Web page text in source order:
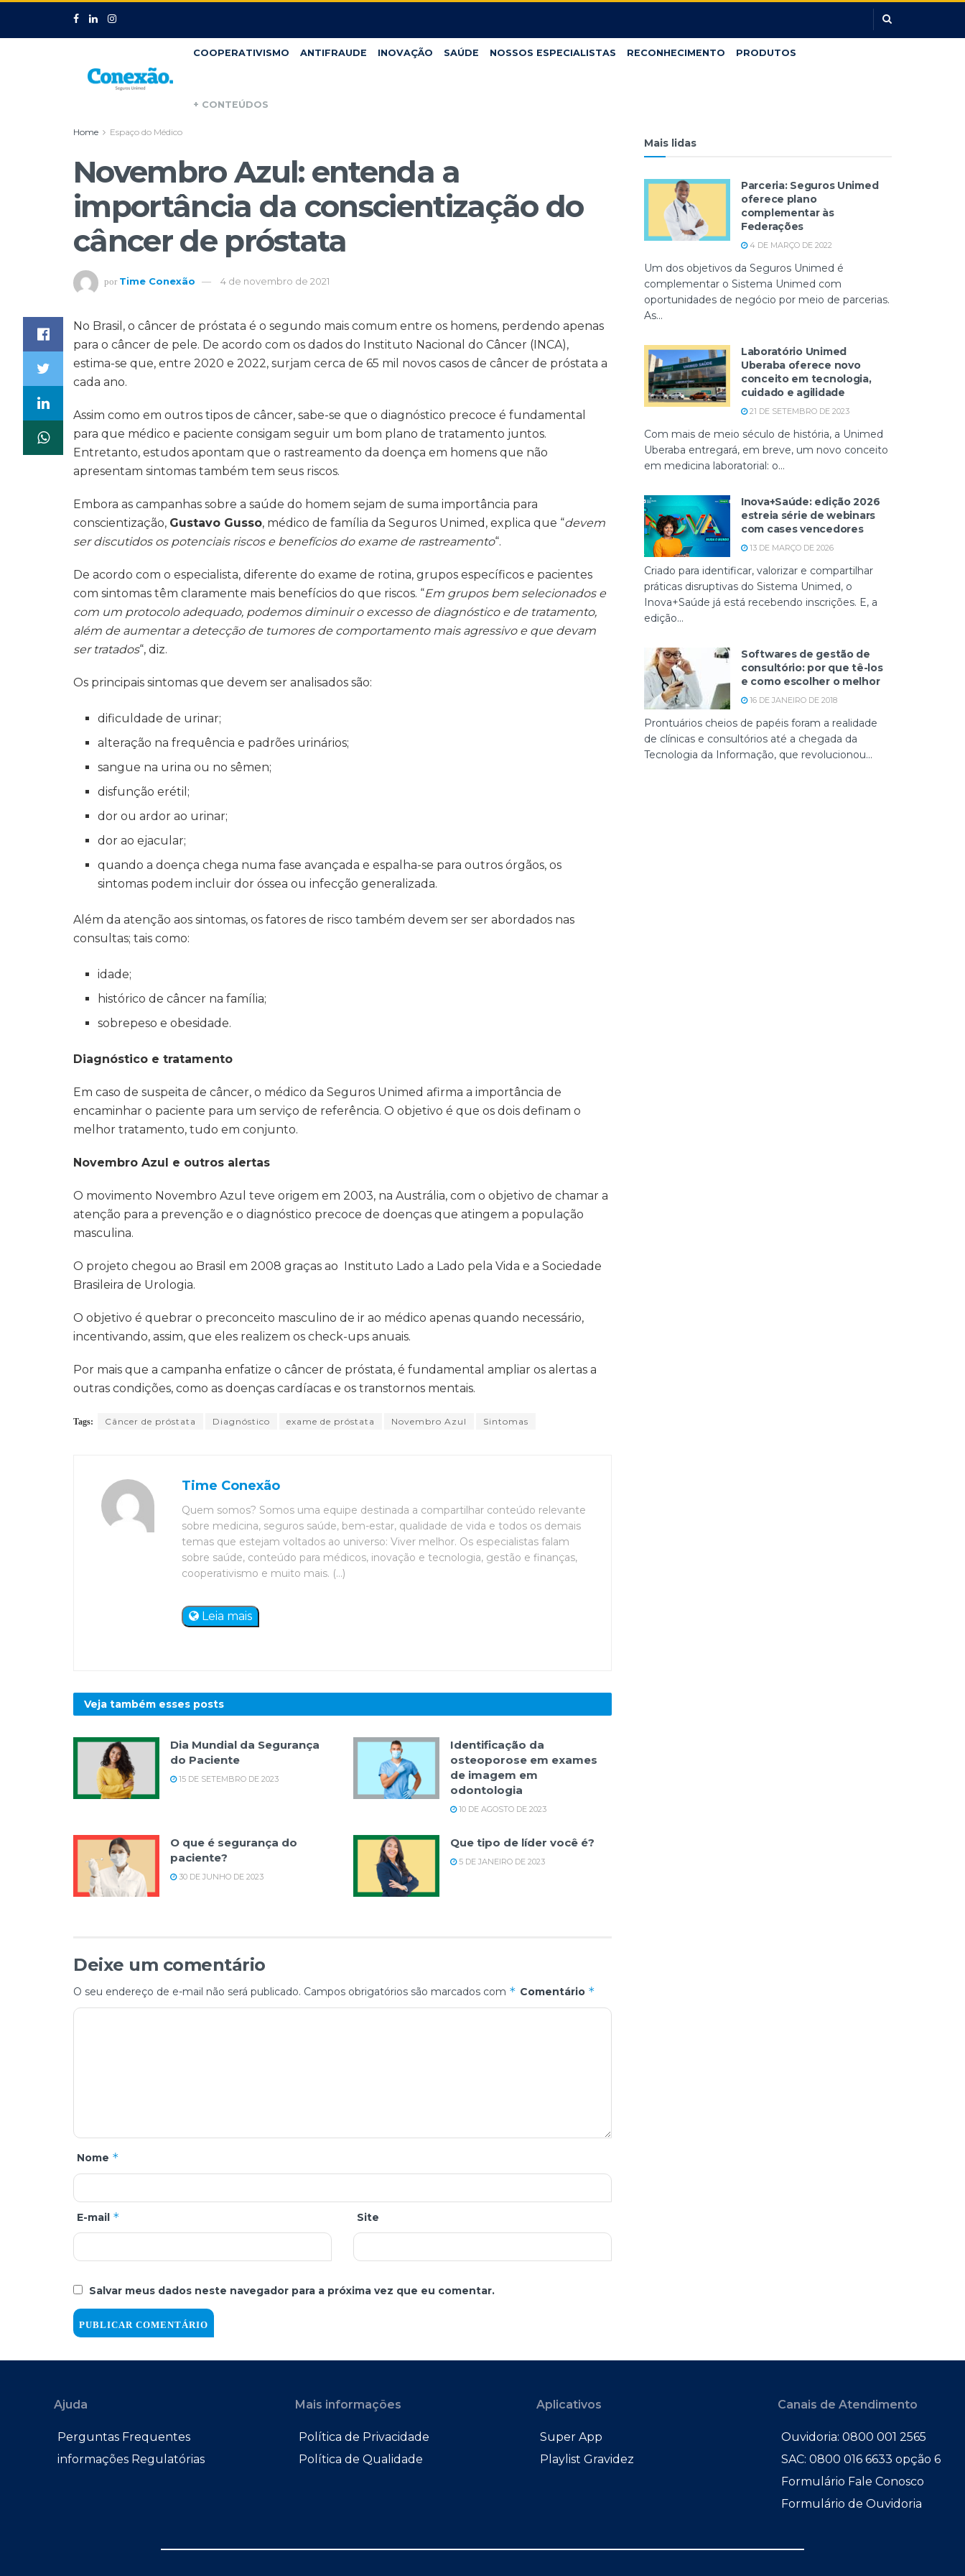
COOPERATIVISMO ANTIFRAUDE INOVAÇÃO SAÚDE NOSSOS ESPECIALISTAS RECONHECIMENTO PRODUTOS
+ CONTEÚDOS
Home Espaço do Médico
Novembro Azul: entenda a
importância da conscientização do
câncer de próstata
por Time Conexão 4 de novembro de 2021
No Brasil, o câncer de próstata é o segundo mais comum entre os homens, perdendo apenas
para o câncer de pele. De acordo com os dados do Instituto Nacional do Câncer (INCA),
estima-se que, entre 2020 e 2022, surjam cerca de 65 mil novos casos de câncer de próstata a
cada ano.
Assim como em outros tipos de câncer, sabe-se que o diagnóstico precoce é fundamental
para que médico e paciente consigam seguir um bom plano de tratamento juntos.
Entretanto, estudos apontam que o rastreamento da doença em homens que não
apresentam sintomas também tem seus riscos.
Embora as campanhas sobre a saúde do homem sejam de suma importância para
conscientização, Gustavo Gusso, médico de família da Seguros Unimed, explica que “devem
ser discutidos os potenciais riscos e benefícios do exame de rastreamento“.
De acordo com o especialista, diferente do exame de rotina, grupos específicos e pacientes
com sintomas têm claramente mais benefícios do que riscos. “Em grupos bem selecionados e
com um protocolo adequado, podemos diminuir o excesso de diagnóstico e de tratamento,
além de aumentar a detecção de tumores de comportamento mais agressivo e que devam
ser tratados“, diz.
Os principais sintomas que devem ser analisados são:
dificuldade de urinar;
alteração na frequência e padrões urinários;
sangue na urina ou no sêmen;
disfunção erétil;
dor ou ardor ao urinar;
dor ao ejacular;
quando a doença chega numa fase avançada e espalha-se para outros órgãos, os
sintomas podem incluir dor óssea ou infecção generalizada.
Além da atenção aos sintomas, os fatores de risco também devem ser ser abordados nas
consultas; tais como:
idade;
histórico de câncer na família;
sobrepeso e obesidade.
Diagnóstico e tratamento
Em caso de suspeita de câncer, o médico da Seguros Unimed afirma a importância de
encaminhar o paciente para um serviço de referência. O objetivo é que os dois definam o
melhor tratamento, tudo em conjunto.
Novembro Azul e outros alertas
O movimento Novembro Azul teve origem em 2003, na Austrália, com o objetivo de chamar a
atenção para a prevenção e o diagnóstico precoce de doenças que atingem a população
masculina.
O projeto chegou ao Brasil em 2008 graças ao Instituto Lado a Lado pela Vida e a Sociedade
Brasileira de Urologia.
O objetivo é quebrar o preconceito masculino de ir ao médico apenas quando necessário,
incentivando, assim, que eles realizem os check-ups anuais.
Por mais que a campanha enfatize o câncer de próstata, é fundamental ampliar os alertas a
outras condições, como as doenças cardíacas e os transtornos mentais.
Tags: Câncer de próstata Diagnóstico exame de próstata Novembro Azul Sintomas
Time Conexão
Quem somos? Somos uma equipe destinada a compartilhar conteúdo relevante
sobre medicina, seguros saúde, bem-estar, qualidade de vida e todos os demais
temas que estejam voltados ao universo: Viver melhor. Os especialistas falam
sobre saúde, conteúdo para médicos, inovação e tecnologia, gestão e finanças,
cooperativismo e muito mais. (...)
Leia mais
Veja também esses posts
Dia Mundial da Segurança
do Paciente
15 DE SETEMBRO DE 2023
Identificação da
osteoporose em exames
de imagem em
odontologia
10 DE AGOSTO DE 2023
O que é segurança do
paciente?
30 DE JUNHO DE 2023
Que tipo de líder você é?
5 DE JANEIRO DE 2023
Deixe um comentário
O seu endereço de e-mail não será publicado. Campos obrigatórios são marcados com * Comentário *
Nome *
E-mail * Site
Salvar meus dados neste navegador para a próxima vez que eu comentar.
Mais lidas
Parceria: Seguros Unimed
oferece plano
complementar às
Federações
4 DE MARÇO DE 2022
Um dos objetivos da Seguros Unimed é
complementar o Sistema Unimed com
oportunidades de negócio por meio de parcerias.
As...
Laboratório Unimed
Uberaba oferece novo
conceito em tecnologia,
cuidado e agilidade
21 DE SETEMBRO DE 2023
Com mais de meio século de história, a Unimed
Uberaba entregará, em breve, um novo conceito
em medicina laboratorial: o...
Inova+Saúde: edição 2026
estreia série de webinars
com cases vencedores
13 DE MARÇO DE 2026
Criado para identificar, valorizar e compartilhar
práticas disruptivas do Sistema Unimed, o
Inova+Saúde já está recebendo inscrições. E, a
edição...
Softwares de gestão de
consultório: por que tê-los
e como escolher o melhor
16 DE JANEIRO DE 2018
Prontuários cheios de papéis foram a realidade
de clínicas e consultórios até a chegada da
Tecnologia da Informação, que revolucionou...
Ajuda
Perguntas Frequentes
informações Regulatórias
Mais informações
Política de Privacidade
Política de Qualidade
Aplicativos
Super App
Playlist Gravidez
Canais de Atendimento
Ouvidoria: 0800 001 2565
SAC: 0800 016 6633 opção 6
Formulário Fale Conosco
Formulário de Ouvidoria